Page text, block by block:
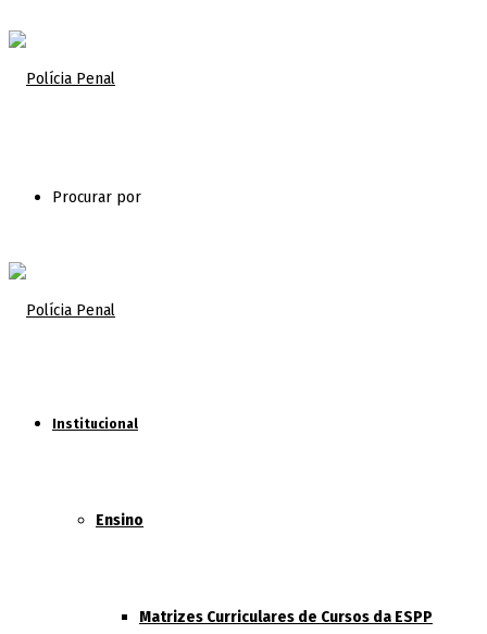
Procurar por
Institucional
Ensino
Matrizes Curriculares de Cursos da ESPP